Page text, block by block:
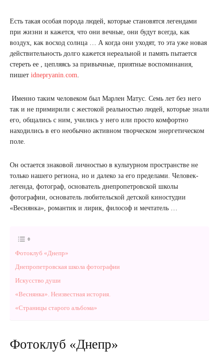
Есть такая особая порода людей, которые становятся легендами
при жизни и кажется, что они вечные, они будут всегда, как
воздух, как восход солнца … А когда они уходят, то эта уже новая
действительность долго кажется нереальной и память пытается
стереть ее , цепляясь за привычные, приятные воспоминания,
пишет idnepryanin.com
Именно таким человеком был Марлен Матус. Семь лет без него
так и не примирили с жестокой реальностью людей, которые знали
его, общались с ним, учились у него или просто комфортно
находились в его необычно активном творческом энергетическом
поле.
Он остается знаковой личностью в культурном пространстве не
только нашего региона, но и далеко за его пределами. Человек-
легенда, фотограф, основатель днепропетровской школы
фотографии, основатель любительской детской киностудии
«Веснянка», романтик и лирик, философ и мечтатель …
Фотоклуб «Днепр»
Днепропетровская школа фотографии
Искусство души
«Веснянка». Неизвестная история.
«Страницы старого альбома»
Фотоклуб «Днепр»